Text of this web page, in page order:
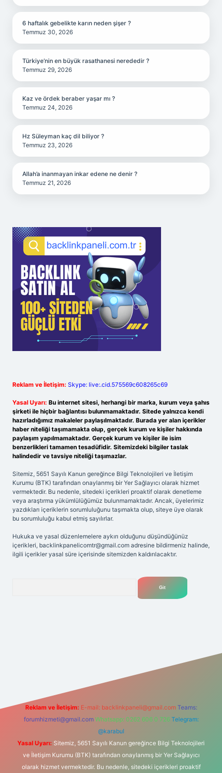
6 haftalık gebelikte karın neden şişer ?
Temmuz 30, 2026
Türkiye’nin en büyük rasathanesi nerededir ?
Temmuz 29, 2026
Kaz ve ördek beraber yaşar mı ?
Temmuz 24, 2026
Hz Süleyman kaç dil biliyor ?
Temmuz 23, 2026
Allah’a inanmayan inkar edene ne denir ?
Temmuz 21, 2026
Reklam ve İletişim: Skype: live:.cid.575569c608265c69
Yasal Uyarı: Bu internet sitesi, herhangi bir marka, kurum veya şahıs
şirketi ile hiçbir bağlantısı bulunmamaktadır. Sitede yalnızca kendi
hazırladığımız makaleler paylaşılmaktadır. Burada yer alan içerikler
haber niteliği taşımamakta olup, gerçek kurum ve kişiler hakkında
paylaşım yapılmamaktadır. Gerçek kurum ve kişiler ile isim
benzerlikleri tamamen tesadüfidir. Sitemizdeki bilgiler taslak
halindedir ve tavsiye niteliği taşımazlar.
Sitemiz, 5651 Sayılı Kanun gereğince Bilgi Teknolojileri ve İletişim
Kurumu (BTK) tarafından onaylanmış bir Yer Sağlayıcı olarak hizmet
vermektedir. Bu nedenle, sitedeki içerikleri proaktif olarak denetleme
veya araştırma yükümlülüğümüz bulunmamaktadır. Ancak, üyelerimiz
yazdıkları içeriklerin sorumluluğunu taşımakta olup, siteye üye olarak
bu sorumluluğu kabul etmiş sayılırlar.
Hukuka ve yasal düzenlemelere aykırı olduğunu düşündüğünüz
içerikleri, backlinkpanelicomtr@gmail.com adresine bildirmeniz halinde,
ilgili içerikler yasal süre içerisinde sitemizden kaldırılacaktır.
Reklam ve İletişim: E-mail: backlinkpaneli@gmail.com Teams:
forumhizmeti@gmail.com Whatsapp: 0262 606 0 726 Telegram:
@karabul
Yasal Uyarı: Sitemiz, 5651 Sayılı Kanun gereğince Bilgi Teknolojileri
ve İletişim Kurumu (BTK) tarafından onaylanmış bir Yer Sağlayıcı
olarak hizmet vermektedir. Bu nedenle, sitedeki içerikleri proaktif